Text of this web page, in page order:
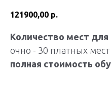
121900,00 р.
Количество мест
очно - 30 платных мест
полная стоимость